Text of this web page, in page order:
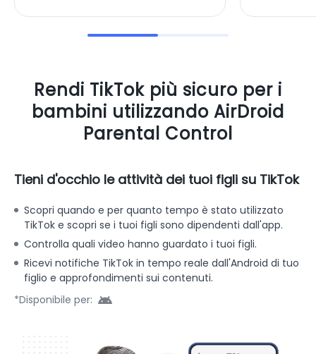
Rendi TikTok più sicuro per i
bambini utilizzando AirDroid
Parental Control
Tieni d'occhio le attività dei tuoi figli su TikTok
Scopri quando e per quanto tempo è stato utilizzato
TikTok e scopri se i tuoi figli sono dipendenti dall'app.
Controlla quali video hanno guardato i tuoi figli.
Ricevi notifiche TikTok in tempo reale dall'Android di tuo
figlio e approfondimenti sui contenuti.
*Disponibile per: